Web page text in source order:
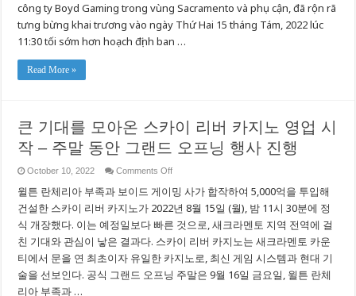
Sòng
Bài
Sky
River
Casino
Các
Sinh
Hoạt
Lễ
Dịp
Tuần
9-
2022
công ty Boyd Gaming trong vùng Sacramento và phụ cận, đã rộn rã
tưng bừng khai trương vào ngày Thứ Hai 15 tháng Tám, 2022 lúc
11:30 tối sớm hơn hoạch định ban …
Read More »
큰 기대를 모아온 스카이 리버 카지노 영업 시
작 – 주말 동안 그랜드 오프닝 행사 진행
October 10, 2022 Comments Offon
기
대
를
모
아
스
카
윌튼 란체리아 부족과 보이드 게이밍 사가 합작하여 5,000억을 투입해
건설한 스카이 리버 카지노가 2022년 8월 15일 (월), 밤 11시 30분에 정
식 개장했다. 이는 예정일보다 빠른 것으로, 새크라멘토 지역 전역에 걸
친 기대와 관심이 낳은 결과다. 스카이 리버 카지노는 새크라멘토 카운
티에서 문을 연 최초이자 유일한 카지노로, 최신 게임 시스템과 현대 기
술을 선보인다. 공식 그랜드 오프닝 주말은 9월 16일 금요일, 윌튼 란체
리아 부족과 …